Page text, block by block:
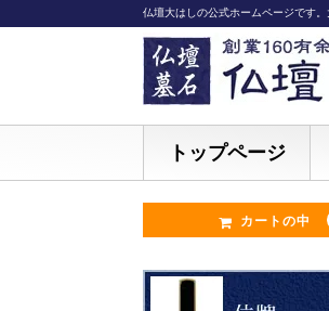
仏壇大はしの公式ホームページです
トップページ
カートの中